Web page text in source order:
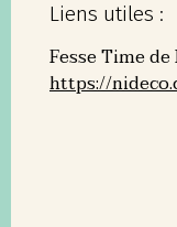
Liens utiles :
Fesse Time de
https://